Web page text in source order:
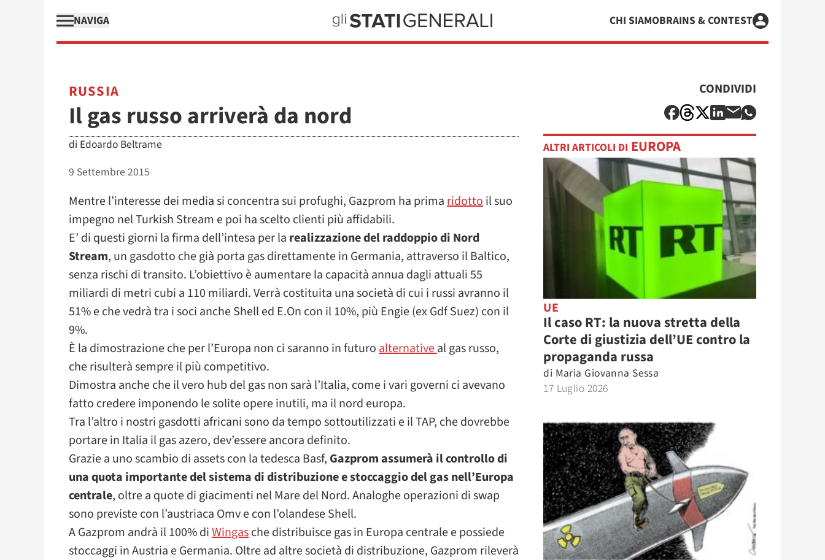
NAVIGA CHI SIAMOBRAINS & CONTEST
RUSSIA
Il gas russo arriverà da nord
di Edoardo Beltrame
9 Settembre 2015
Mentre l’interesse dei media si concentra sui profughi, Gazprom ha primaridottoil suo
impegno nel Turkish Stream e poi ha scelto clienti più affidabili.
E’ di questi giorni la firma dell’intesa per la realizzazione del raddoppio di Nord
Stream, un gasdotto che già porta gas direttamente in Germania, attraverso il Baltico,
senza rischi di transito. L’obiettivo è aumentare la capacità annua dagli attuali 55
miliardi di metri cubi a 110 miliardi. Verrà costituita una società di cui i russi avranno il
51% e che vedrà tra i soci anche Shell ed E.On con il 10%, più Engie (ex Gdf Suez) con il
9%.
È la dimostrazione che per l’Europa non ci saranno in futuroalternativeal gas russo,
che risulterà sempre il più competitivo.
Dimostra anche che il vero hub del gas non sarà l’Italia, come i vari governi ci avevano
fatto credere imponendo le solite opere inutili, ma il nord europa.
Tra l’altro i nostri gasdotti africani sono da tempo sottoutilizzati e il TAP, che dovrebbe
portare in Italia il gas azero, dev’essere ancora definito.
Grazie a uno scambio di assets con la tedesca Basf, Gazprom assumerà il controllo di
una quota importante del sistema di distribuzione e stoccaggio del gas nell’Europa
centrale, oltre a quote di giacimenti nel Mare del Nord. Analoghe operazioni di swap
sono previste con l’austriaca Omv e con l’olandese Shell.
A Gazprom andrà il 100% diWingasche distribuisce gas in Europa centrale e possiede
stoccaggi in Austria e Germania. Oltre ad altre società di distribuzione, Gazprom rileverà
CONDIVIDI
ALTRI ARTICOLI DI EUROPA
UE
Il caso RT: la nuova stretta della
Corte di giustizia dell’UE contro la
propaganda russa
di Maria Giovanna Sessa
17 Luglio 2026